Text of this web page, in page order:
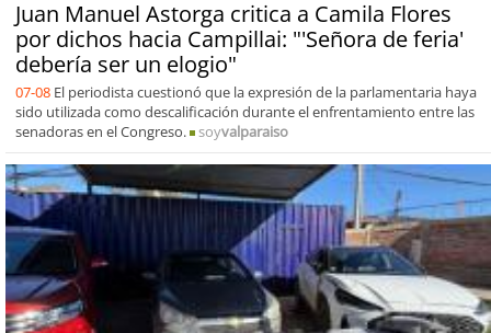
Juan Manuel Astorga critica a Camila Flores
por dichos hacia Campillai: "'Señora de feria'
debería ser un elogio"
07-08 El periodista cuestionó que la expresión de la parlamentaria haya
sido utilizada como descalificación durante el enfrentamiento entre las
senadoras en el Congreso.
soyvalparaiso